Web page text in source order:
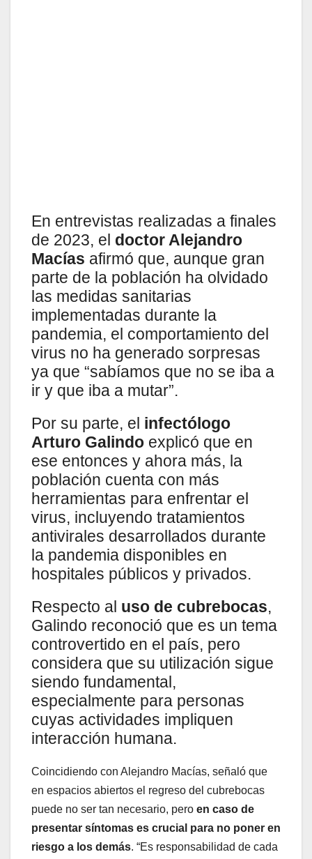
En entrevistas realizadas a finales
de 2023, el doctor Alejandro
Macías afirmó que, aunque gran
parte de la población ha olvidado
las medidas sanitarias
implementadas durante la
pandemia, el comportamiento del
virus no ha generado sorpresas
ya que “sabíamos que no se iba a
ir y que iba a mutar”.
Por su parte, el infectólogo
Arturo Galindo explicó que en
ese entonces y ahora más, la
población cuenta con más
herramientas para enfrentar el
virus, incluyendo tratamientos
antivirales desarrollados durante
la pandemia disponibles en
hospitales públicos y privados.
Respecto al uso de cubrebocas,
Galindo reconoció que es un tema
controvertido en el país, pero
considera que su utilización sigue
siendo fundamental,
especialmente para personas
cuyas actividades impliquen
interacción humana.
Coincidiendo con Alejandro Macías, señaló que
en espacios abiertos el regreso del cubrebocas
puede no ser tan necesario, pero en caso de
presentar síntomas es crucial para no poner en
riesgo a los demás. “Es responsabilidad de cada